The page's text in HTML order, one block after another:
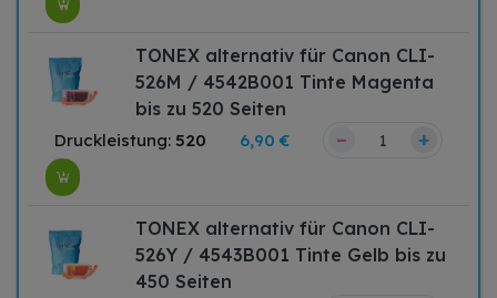
TONEX alternativ für Canon CLI-
526M / 4542B001 Tinte Magenta
bis zu 520 Seiten
Druckleistung: 520 6,90 € – +
TONEX alternativ für Canon CLI-
526Y / 4543B001 Tinte Gelb bis zu
450 Seiten